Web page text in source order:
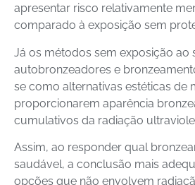
apresentar risco relativamente
comparado à exposição sem
Já os métodos sem exposição ao
autobronzeadores e
se como alternativas estéticas de
proporcionarem aparência
cumulativos da radiação
Assim, ao responder qual
saudável, a conclusão mais
opções que não envolvem